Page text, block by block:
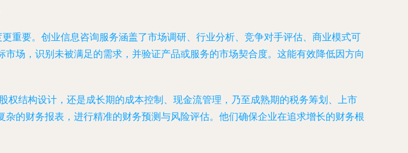
重要。创业信息咨询服务涵盖了市场调研、行业分析、竞争对手评估、商业模式可
场，识别未被满足的需求，并验证产品或服务的市场契合度。这能有效降低因方向
权结构设计，还是成长期的成本控制、现金流管理，乃至成熟期的税务筹划、上市
的财务报表，进行精准的财务预测与风险评估。他们确保企业在追求增长的财务根